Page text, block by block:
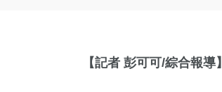
【記者 彭可可/綜合報導】